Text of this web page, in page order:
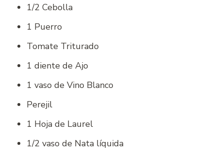
1/2 Cebolla
1 Puerro
Tomate Triturado
1 diente de Ajo
1 vaso de Vino Blanco
Perejil
1 Hoja de Laurel
1/2 vaso de Nata líquida